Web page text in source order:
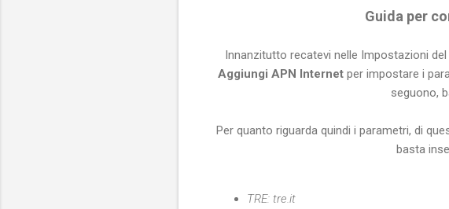
Guida per
Innanzitutto recatevi nelle Impostazioni
Aggiungi APN Internet per impostare i
seguono,
Per quanto riguarda quindi i parametri, di
basta
TRE: tre.it